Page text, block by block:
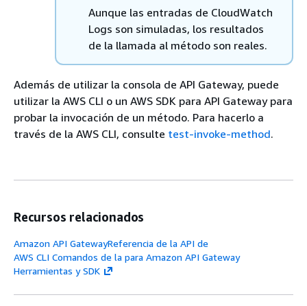
Aunque las entradas de CloudWatch
Logs son simuladas, los resultados
de la llamada al método son reales.
Además de utilizar la consola de API Gateway, puede
utilizar la AWS CLI o un AWS SDK para API Gateway para
probar la invocación de un método. Para hacerlo a
través de la AWS CLI, consulte test-invoke-method.
Recursos relacionados
Amazon API GatewayReferencia de la API de
AWS CLI Comandos de la para Amazon API Gateway
Herramientas y SDK